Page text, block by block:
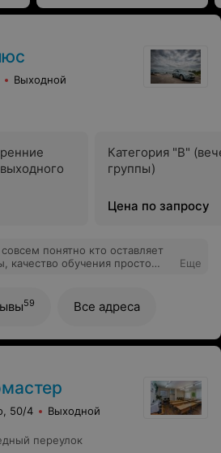
Выходной
Категория "B"
группы)
Цена по запросу
понятно кто оставляет
качество обучения просто
беспредел, основная цель
можно хуже в отведенный
бы потом можно было
и по делам
том что пройден курс
факту не научат. А дальше уже
вы будете ходить в ГАИ.
Еще
59 Все адреса
50/4 Выходной
переулок